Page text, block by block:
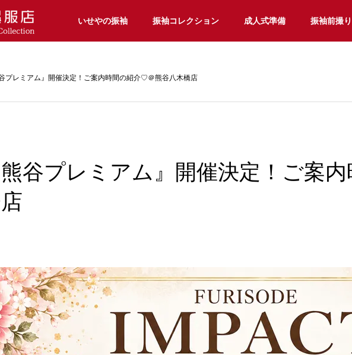
いせやの振袖 振袖コレクション 成人式準備 振袖前撮り
谷プレミアム』開催決定！ご案内時間の紹介♡＠熊谷八木橋店
熊谷プレミアム』開催決定！ご案